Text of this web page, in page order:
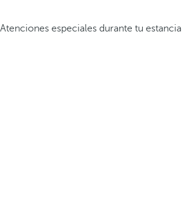
Atenciones especiales durante tu estancia